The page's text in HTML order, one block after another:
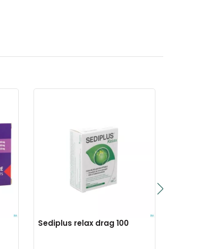
Sediplus relax drag 100